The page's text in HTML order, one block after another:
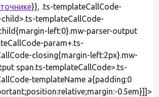
}}, .ts-templateCallCode-
templateCallCode-
left:0}.mw-parser-output
param+.ts-
closing{margin-left:2px}.mw-
span.ts-templateCallCode>.ts-
templateName a{padding:0
0.5em}]]>